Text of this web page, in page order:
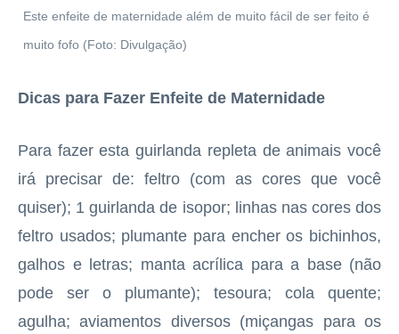
Este enfeite de maternidade além de muito fácil de ser feito é
muito fofo (Foto: Divulgação)
Dicas para Fazer Enfeite de Maternidade
Para fazer esta guirlanda repleta de animais você
irá precisar de: feltro (com as cores que você
quiser); 1 guirlanda de isopor; linhas nas cores dos
feltro usados; plumante para encher os bichinhos,
galhos e letras; manta acrílica para a base (não
pode ser o plumante); tesoura; cola quente;
agulha; aviamentos diversos (miçangas para os